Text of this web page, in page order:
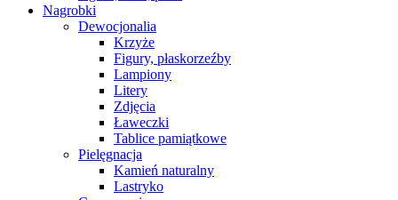
Nagrobki
Dewocjonalia
Krzyże
Figury, płaskorzeźby
Lampiony
Litery
Zdjęcia
Ławeczki
Tablice pamiątkowe
Pielęgnacja
Kamień naturalny
Lastryko